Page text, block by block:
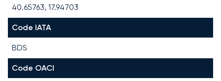
40.65763, 17.94703
Code IATA
BDS
Code OACI